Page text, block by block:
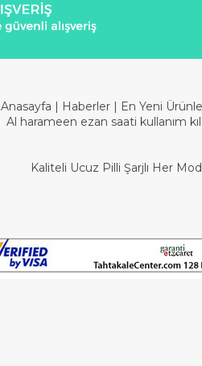
Anasayfa | Haberler | En Yeni
Al harameen ezan saati kullanım
Kaliteli Ucuz Pilli Şarjlı Her